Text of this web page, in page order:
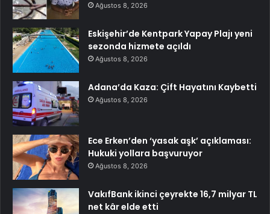
Ağustos 8, 2026
Eskişehir’de Kentpark Yapay Plajı yeni
sezonda hizmete açıldı
Ağustos 8, 2026
Adana’da Kaza: Çift Hayatını Kaybetti
Ağustos 8, 2026
Ece Erken’den ‘yasak aşk’ açıklaması:
Hukuki yollara başvuruyor
Ağustos 8, 2026
VakıfBank ikinci çeyrekte 16,7 milyar TL
net kâr elde etti